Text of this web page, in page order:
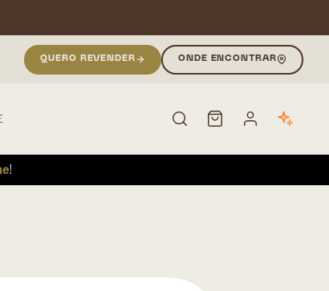
QUERO REVENDER ONDE ENCONTRAR
PESQUISAR
!